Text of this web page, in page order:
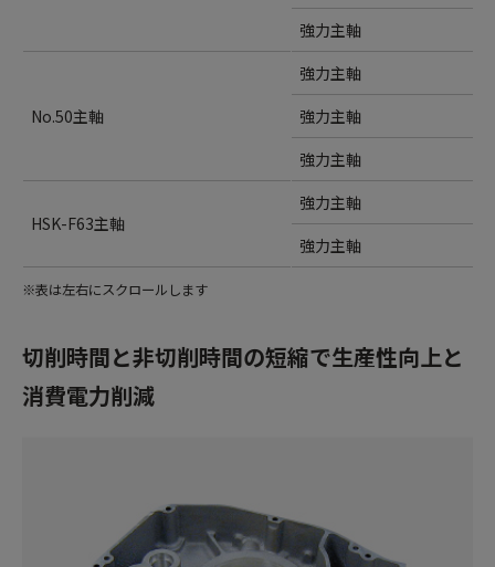
強力主軸
No.50主軸
強力主軸
強力主軸
強力主軸
HSK-F63主軸
強力主軸
強力主軸
※表は左右にスクロールします
切削時間と非切削時間の短縮で生産性向上と
消費電力削減